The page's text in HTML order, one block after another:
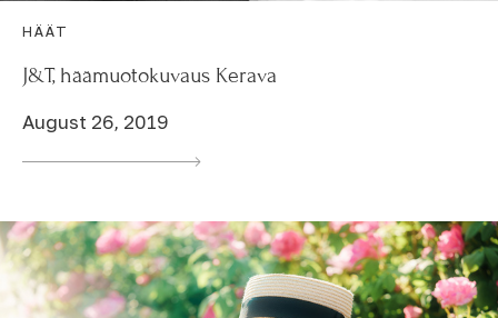
HÄÄT
J&T, häämuotokuvaus Kerava
August 26, 2019